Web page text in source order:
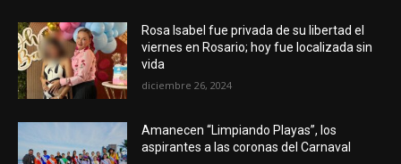
Rosa Isabel fue privada de su libertad el
viernes en Rosario; hoy fue localizada sin
vida
diciembre 26, 2024
Amanecen “Limpiando Playas”, los
aspirantes a las coronas del Carnaval